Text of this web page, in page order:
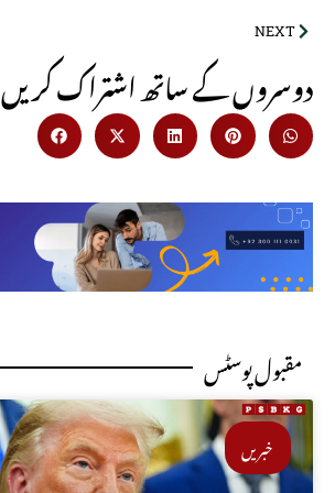
NEXT
:دوسروں کے ساتھ اشتراک کریں
مقبول پوسٹس
خبریں